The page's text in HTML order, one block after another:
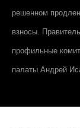
решенном
взносы.
профильные
палаты Андрей